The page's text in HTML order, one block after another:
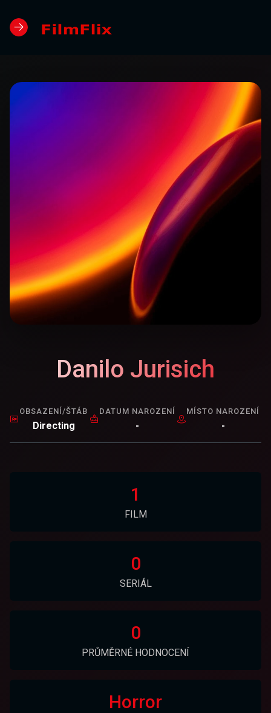
Danilo Jurisich
OBSAZENÍ/ŠTÁB
Directing
DATUM NAROZENÍ
-
MÍSTO NAROZENÍ
-
1
FILM
0
SERIÁL
0
PRŮMĚRNÉ HODNOCENÍ
Horror